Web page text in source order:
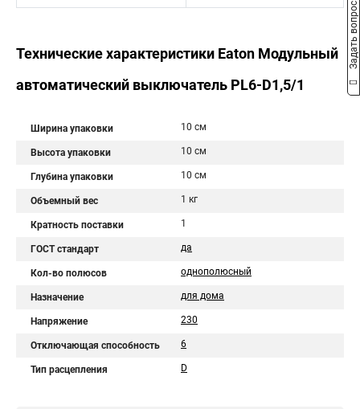
Технические характеристики Eaton Модульный
автоматический выключатель PL6-D1,5/1
Ширина упаковки 10 см
Высота упаковки 10 см
Глубина упаковки 10 см
Объемный вес 1 кг
Кратность поставки 1
ГОСТ стандарт да
Кол-во полюсов однополюсный
Назначение для дома
Напряжение 230
Отключающая способность 6
Тип расцепления D
Задать вопрос